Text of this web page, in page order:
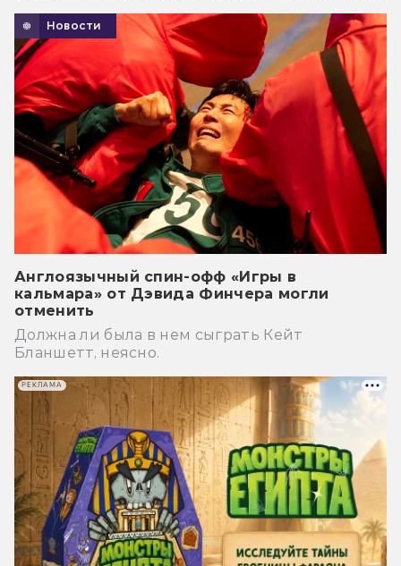
Новости
Англоязычный спин-офф «Игры в
кальмара» от Дэвида Финчера могли
отменить
Должна ли была в нем сыграть Кейт
Бланшетт, неясно.
РЕКЛАМА